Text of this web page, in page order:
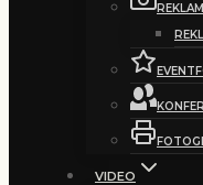
VIDEO